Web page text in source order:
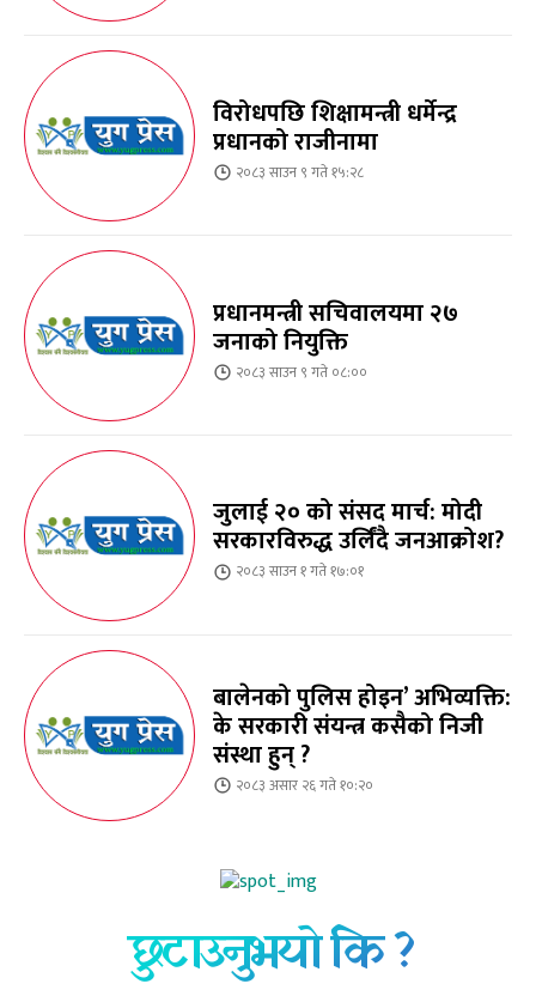
विरोधपछि शिक्षामन्त्री धर्मेन्द्र
प्रधानको राजीनामा
२०८३ साउन ९ गते १५:२८
प्रधानमन्त्री सचिवालयमा २७
जनाको नियुक्ति
२०८३ साउन ९ गते ०८:००
जुलाई २० को संसद मार्च: मोदी
सरकारविरुद्ध उर्लिंदै जनआक्रोश?
२०८३ साउन १ गते १७:०१
बालेनको पुलिस होइन’ अभिव्यक्ति:
के सरकारी संयन्त्र कसैको निजी
संस्था हुन् ?
२०८३ असार २६ गते १०:२०
छुटाउनुभयो कि ?